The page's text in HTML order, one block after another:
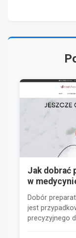
Jak dobrać
w
Dobór
jest
precyzyjnego